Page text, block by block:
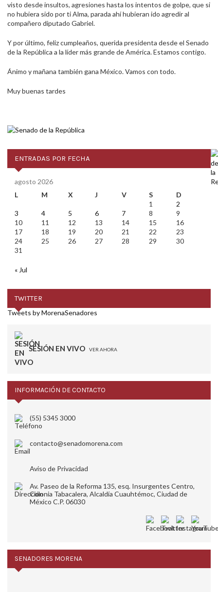
visto desde insultos, agresiones hasta los intentos de golpe, que si
no hubiera sido por ti Alma, parada ahí hubieran ido agredir al
compañero diputado Gabriel.
Y por último, feliz cumpleaños, querida presidenta desde el Senado
de la República a la líder más grande de América. Estamos contigo.
Ánimo y mañana también gana México. Vamos con todo.
Muy buenas tardes
ENTRADAS POR FECHA
agosto 2026
L
M X J V S
D
1
2
3
4 5 6 7 8
9
10
11 12 13 14 15
16
17
18 19 20 21 22
23
24
25 26 27 28 29
30
31
« Jul
TWITTER
Tweets by MorenaSenadores
SESIÓN EN VIVO VER AHORA
INFORMACIÓN DE CONTACTO
(55) 5345 3000
contacto@senadomorena.com
Aviso de Privacidad
Av. Paseo de la Reforma 135, esq. Insurgentes Centro,
Colonia Tabacalera, Alcaldía Cuauhtémoc, Ciudad de
México C.P. 06030
SENADORES MORENA